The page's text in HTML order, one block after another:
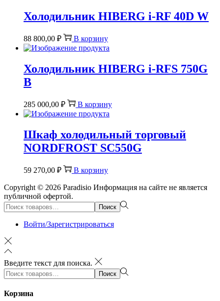
Холодильник HIBERG i-RF 40D W
88 800,00 ₽ В корзину
Холодильник HIBERG i-RFS 750G
B
285 000,00 ₽ В корзину
Шкаф холодильный торговый
NORDFROST SC550G
59 270,00 ₽ В корзину
Copyright © 2026 Paradisio Информация на сайте не является
публичной офертой.
Поиск:>
Поиск
Войти/Зарегистрироваться
Введите текст для поиска.
Поиск:>
Поиск
Корзина